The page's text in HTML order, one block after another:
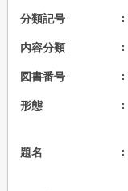
分類記号
内容分類
図書番号
形態
題名